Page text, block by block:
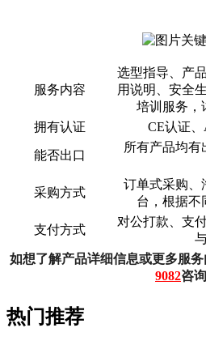
服务内容
选型指导、产
用说明、安全
培训服务，
拥有认证
CE认证
能否出口
所有产品均有
采购方式
订单式采购、
台，根据不
支付方式
对公打款、支
如想了解产品详细信息或更多服
9082咨询
热门推荐